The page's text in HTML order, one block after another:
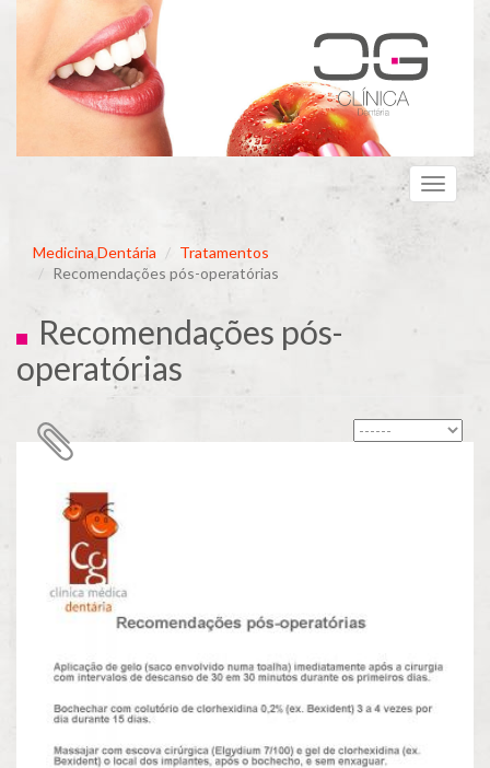
Passar
conteúdo
principal
Toggle
Medicina Dentária
Tratamentos
Recomendações pós-operatórias
Recomendações pós-
operatórias